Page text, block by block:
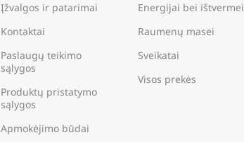
Įžvalgos ir patarimai
Kontaktai
Paslaugų teikimo
sąlygos
Produktų pristatymo
sąlygos
Apmokėjimo būdai
Energijai bei ištvermei
Raumenų masei
Sveikatai
Visos prekės